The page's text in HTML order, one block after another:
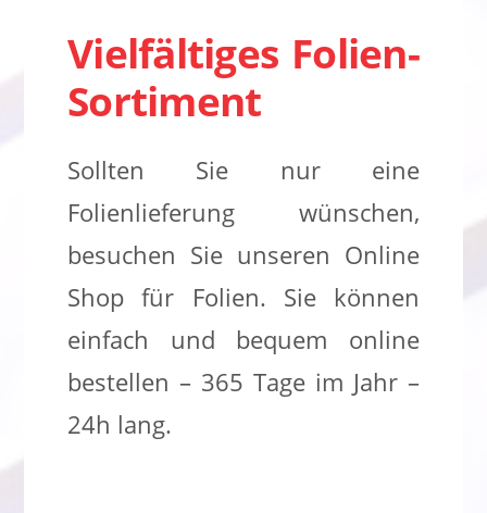
Vielfältiges Folien-
Sortiment
Sollten Sie nur eine
Folienlieferung wünschen,
besuchen Sie unseren Online
Shop für Folien. Sie können
einfach und bequem online
bestellen – 365 Tage im Jahr –
24h lang.